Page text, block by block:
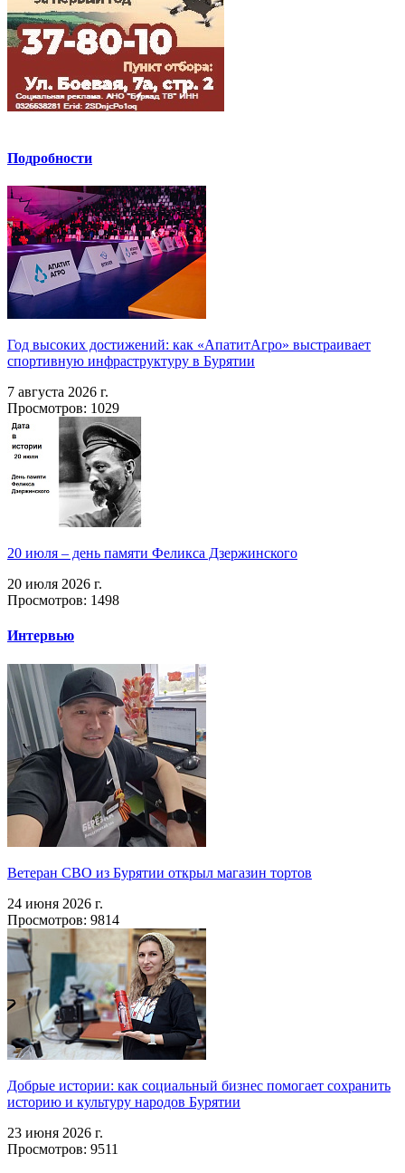
Подробности
Год высоких достижений: как «АпатитАгро» выстраивает
спортивную инфраструктуру в Бурятии
7 августа 2026 г.
Просмотров: 1029
20 июля – день памяти Феликса Дзержинского
20 июля 2026 г.
Просмотров: 1498
Интервью
Ветеран СВО из Бурятии открыл магазин тортов
24 июня 2026 г.
Просмотров: 9814
Добрые истории: как социальный бизнес помогает сохранить
историю и культуру народов Бурятии
23 июня 2026 г.
Просмотров: 9511